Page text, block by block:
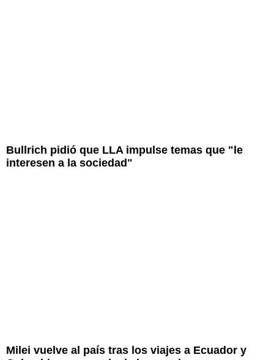
Bullrich pidió que LLA impulse temas que "le
interesen a la sociedad"
Milei vuelve al país tras los viajes a Ecuador y